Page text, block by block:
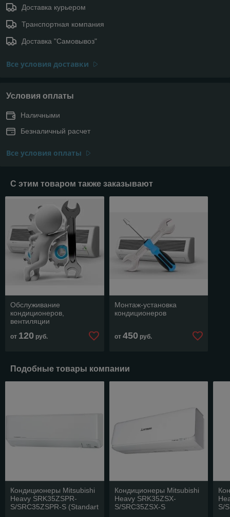
Доставка курьером
Транспортная компания
Доставка "Самовывоз"
Все условия доставки
Условия оплаты
Наличными
Безналичный расчет
Все условия оплаты
С этим товаром также заказывают
Обслуживание
кондиционеров,
вентиляции
от 120 руб.
Монтаж-установка
кондиционеров
от 450руб.
Подобные товары компании
Кондиционеры Mitsubishi
Heavy SRK35ZSPR-
S/SRC35ZSPR-S (Standart
Кондиционеры Mitsubishi
Heavy SRK35ZSX-
S/SRC35ZSX-S
S/